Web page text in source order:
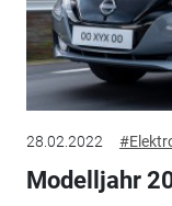
28.02.2022
Modelljahr